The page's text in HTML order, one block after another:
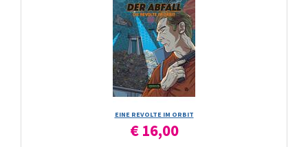
EINE REVOLTE IM ORBIT
€ 16,00